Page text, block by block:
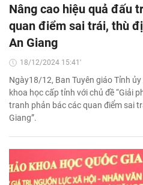
Nâng cao hiệu quả đấu
quan điểm sai trái, thù
An Giang
18/12/2024 15:41'
Ngày18/12, Ban Tuyên giáo Tỉnh
khoa học cấp tỉnh với chủ đề “Giải
tranh phản bác các quan điểm sai
Giang”.